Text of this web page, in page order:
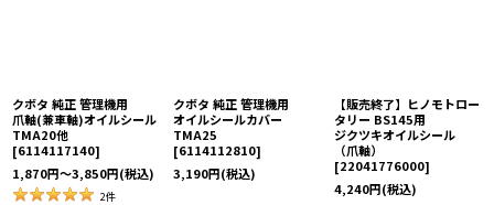
クボタ 純正 管理機用
爪軸(兼車軸)オイルシール
TMA20他
[6114117140]
1,870円～3,850円(税込)
2件
クボタ 純正 管理機用
オイルシールカバー
TMA25
[6114112810]
3,190円(税込)
【販売終了】ヒノモトロー
タリー BS145用
ジクツキオイルシール
（爪軸）
[22041776000]
4,240円(税込)